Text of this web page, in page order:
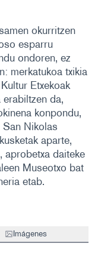
okurritzen
esparru
ondoren, ez
merkatukoa txikia
Etxekoak
da,
konpondu,
Nikolas
aparte,
aprobetxa daiteke
Museotxo bat
etab.
Imágenes